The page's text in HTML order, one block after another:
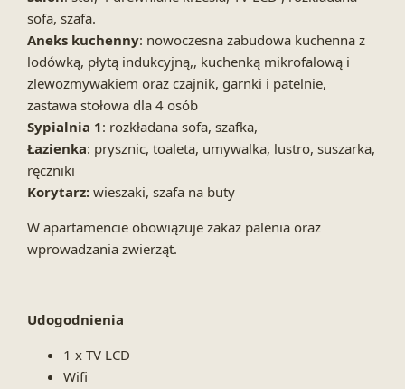
sofa, szafa.
Aneks kuchenny: nowoczesna zabudowa kuchenna z
lodówką, płytą indukcyjną,, kuchenką mikrofalową i
zlewozmywakiem oraz czajnik, garnki i patelnie,
zastawa stołowa dla 4 osób
Sypialnia 1: rozkładana sofa, szafka,
Łazienka: prysznic, toaleta, umywalka, lustro, suszarka,
ręczniki
Korytarz: wieszaki, szafa na buty
W apartamencie obowiązuje zakaz palenia oraz
wprowadzania zwierząt.
Udogodnienia
1 x TV LCD
Wifi